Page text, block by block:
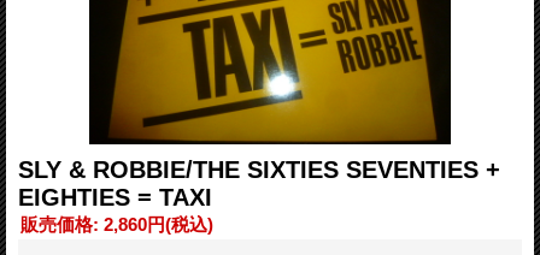
SLY & ROBBIE/THE SIXTIES SEVENTIES +
EIGHTIES = TAXI
販売価格: 2,860円(税込)